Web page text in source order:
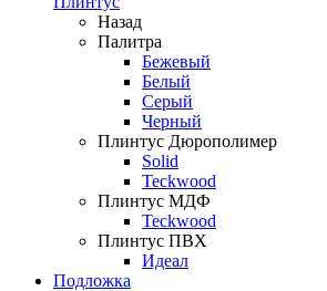
Назад
Палитра
Бежевый
Белый
Серый
Черный
Плинтус Дюрополимер
Solid
Teckwood
Плинтус МДФ
Teckwood
Плинтус ПВХ
Идеал
Подложка